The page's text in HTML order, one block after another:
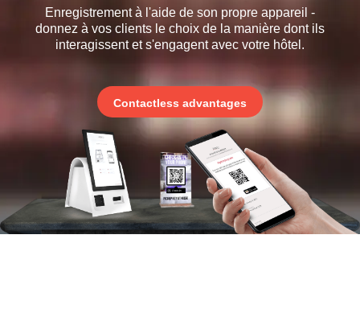
Enregistrement à l'aide de son propre appareil -
donnez à vos clients le choix de la manière dont ils
interagissent et s'engagent avec votre hôtel.
Contactless advantages